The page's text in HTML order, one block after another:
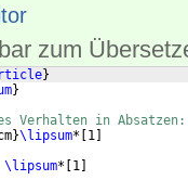
zum
}
}
Verhalten in Absatzen:
}\lipsum* 1
\lipsum* 1